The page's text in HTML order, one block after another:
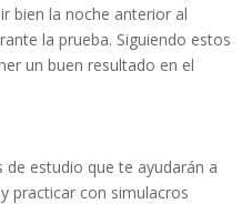
bien la noche anterior al
la prueba. Siguiendo estos
un buen resultado en el
estudio que te ayudarán a
practicar con simulacros